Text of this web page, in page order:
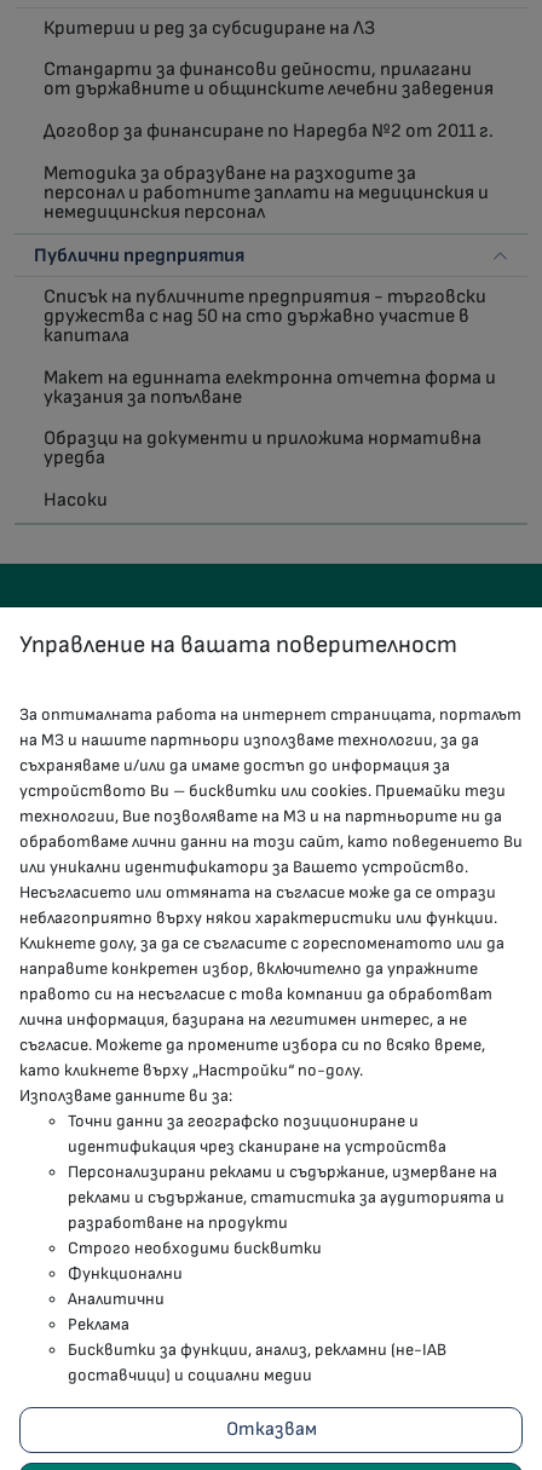
Критерии и ред за субсидиране на ЛЗ
Стандарти за финансови дейности, прилагани
от държавните и общинските лечебни заведения
Договор за финансиране по Наредба №2 от 2011 г.
Методика за образуване на разходите за
персонал и работните заплати на медицинския и
немедицинския персонал
Публични предприятия
Списък на публичните предприятия - търговски
дружества с над 50 на сто държавно участие в
капитала
Макет на единната електронна отчетна форма и
указания за попълване
Образци на документи и приложима нормативна
уредба
Насоки
КОНТАКТИ
гр.София, 1000, пл. „Света Неделя“ №5
delovodstvo@mh.government.bg
presscenter@mh.government.bg
МЗ В СОЦИАЛНИТЕ МРЕЖИ
Facebook страница
Instragram профил
YouTube канал
Threads профил
Карта на сайта
Бисквитки
Условия за използване
Поверителност
Управление на вашата поверителност
За оптималната работа на интернет страницата, порталът
на МЗ и нашите партньори използваме технологии, за да
съхраняваме и/или да имаме достъп до информация за
устройството Ви – бисквитки или cookies. Приемайки тези
технологии, Вие позволявате на МЗ и на партньорите ни да
обработваме лични данни на този сайт, като поведението Ви
или уникални идентификатори за Вашето устройство.
Несъгласието или отмяната на съгласие може да се отрази
неблагоприятно върху някои характеристики или функции.
Кликнете долу, за да се съгласите с гореспоменатото или да
направите конкретен избор, включително да упражните
правото си на несъгласие с това компании да обработват
лична информация, базирана на легитимен интерес, а не
съгласие. Можете да промените избора си по всяко време,
като кликнете върху „Настройки“ по-долу.
Използваме данните ви за:
Точни данни за географско позициониране и
идентификация чрез сканиране на устройства
Персонализирани реклами и съдържание, измерване на
реклами и съдържание, статистика за аудиторията и
разработване на продукти
Строго необходими бисквитки
Функционални
Аналитични
Реклама
Бисквитки за функции, анализ, рекламни (не-IAB
доставчици) и социални медии
Отказвам